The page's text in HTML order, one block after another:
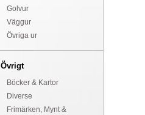
Golvur
Väggur
Övriga ur
Övrigt
Böcker & Kartor
Diverse
Frimärken, Mynt &